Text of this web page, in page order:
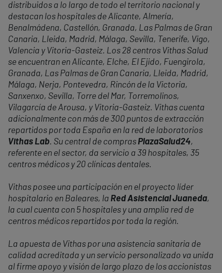
distribuidos a lo largo de todo el territorio nacional y
destacan los hospitales de Alicante, Almería,
Benalmádena, Castellón, Granada, Las Palmas de Gran
Canaria, Lleida, Madrid, Málaga, Sevilla, Tenerife, Vigo,
Valencia y Vitoria-Gasteiz. Los 28 centros Vithas Salud
se encuentran en Alicante, Elche, El Ejido, Fuengirola,
Granada, Las Palmas de Gran Canaria, Lleida, Madrid,
Málaga, Nerja, Pontevedra, Rincón de la Victoria,
Sanxenxo, Sevilla, Torre del Mar, Torremolinos,
Vilagarcía de Arousa, y Vitoria-Gasteiz. Vithas cuenta
adicionalmente con más de 300 puntos de extracción
repartidos por toda España en la red de laboratorios
Vithas Lab. Su central de compras PlazaSalud24,
referente en el sector, da servicio a 39 hospitales, 35
centros médicos y 20 clínicas dentales.
Vithas posee una participación en el proyecto líder
hospitalario en Baleares, la Red Asistencial Juaneda,
la cual cuenta con 5 hospitales y una amplia red de
centros médicos repartidos por toda la región.
La apuesta de Vithas por una asistencia sanitaria de
calidad acreditada y un servicio personalizado va unida
al firme apoyo y visión de largo plazo de los accionistas